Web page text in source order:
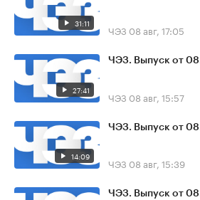
31:11 ЧЭЗ 08 авг, 17:05
27:41
ЧЭЗ. Выпуск от
ЧЭЗ 08 авг, 15:57
14:09
ЧЭЗ. Выпуск от
ЧЭЗ 08 авг, 15:39
ЧЭЗ. Выпуск от